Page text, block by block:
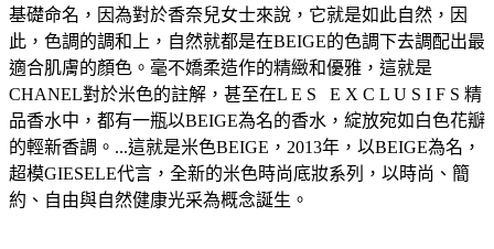
基礎命名，因為對於香奈兒女士來說，它就是如此自然，因
此，色調的調和上，自然就都是在BEIGE的色調下去調配出最
適合肌膚的顏色。毫不嬌柔造作的精緻和優雅，這就是
CHANEL對於米色的註解，甚至在L E S E X C L U S I F S 精
品香水中，都有一瓶以BEIGE為名的香水，綻放宛如白色花瓣
的輕新香調。...這就是米色BEIGE，2013年，以BEIGE為名，
超模GIESELE代言，全新的米色時尚底妝系列，以時尚、簡
約、自由與自然健康光采為概念誕生。